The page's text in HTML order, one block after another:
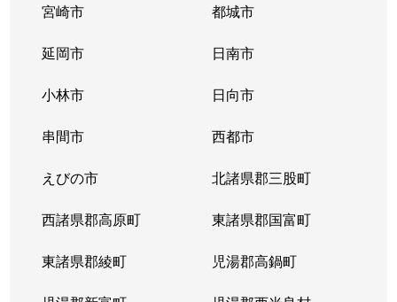
宮崎市 都城市
延岡市 日南市
小林市 日向市
串間市 西都市
えびの市 北諸県郡三股町
西諸県郡高原町 東諸県郡国富町
東諸県郡綾町 児湯郡高鍋町